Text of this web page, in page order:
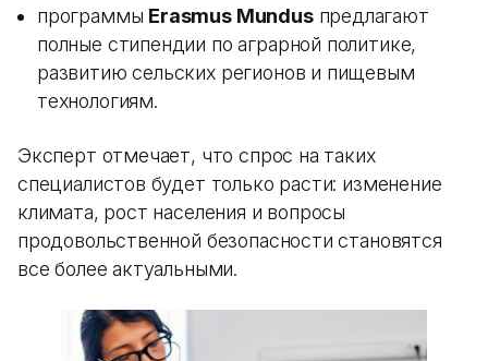
программы Erasmus Mundusпредлагают
полные стипендии по аграрной политике,
развитию сельских регионов и пищевым
технологиям.
Эксперт отмечает, что спрос на таких
специалистов будет только расти: изменение
климата, рост населения и вопросы
продовольственной безопасности становятся
все более актуальными.